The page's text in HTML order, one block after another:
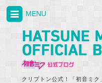
クリプトン公式！「初音ミ
MENU